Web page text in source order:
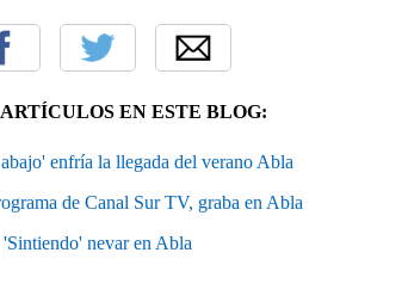
EN ESTE BLOG:
enfría la llegada del verano Abla
de Canal Sur TV, graba en Abla
'Sintiendo' nevar en Abla